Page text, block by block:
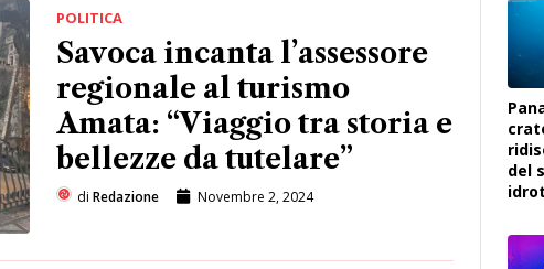
POLITICA
Savoca incanta l’assessore
regionale al turismo
Amata: “Viaggio tra storia e
bellezze da tutelare”
di Redazione Novembre 2, 2024
del